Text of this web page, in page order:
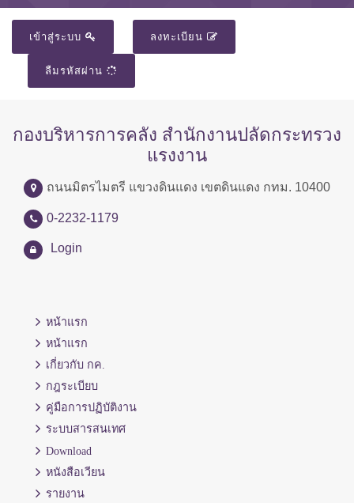
เข้าสู่ระบบ ลงทะเบียน
ลืมรหัสผ่าน
กองบริหารการคลัง สำนักงานปลัดกระทรวง
แรงงาน
ถนนมิตรไมตรี แขวงดินแดง เขตดินแดง กทม. 10400
0-2232-1179
Login
หน้าแรก
หน้าแรก
เกี่ยวกับ กค.
กฎระเบียบ
คู่มือการปฏิบัติงาน
ระบบสารสนเทศ
Download
หนังสือเวียน
รายงาน